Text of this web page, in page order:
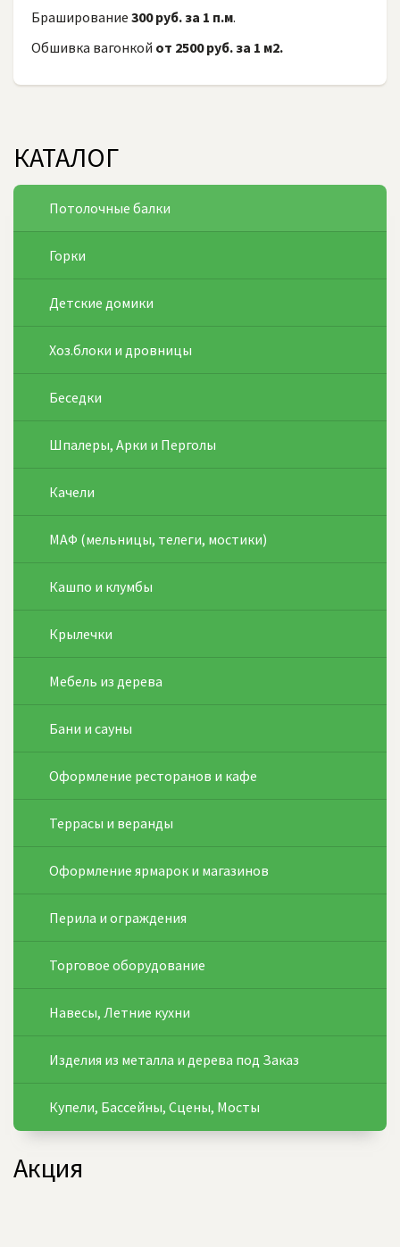
Браширование 300 руб. за 1 п.м.
Обшивка вагонкой от 2500 руб. за 1 м2.
КАТАЛОГ
Потолочные балки
Горки
Детские домики
Хоз.блоки и дровницы
Беседки
Шпалеры, Арки и Перголы
Качели
МАФ (мельницы, телеги, мостики)
Кашпо и клумбы
Крылечки
Мебель из дерева
Бани и сауны
Оформление ресторанов и кафе
Террасы и веранды
Оформление ярмарок и магазинов
Перила и ограждения
Торговое оборудование
Навесы, Летние кухни
Изделия из металла и дерева под Заказ
Купели, Бассейны, Сцены, Мосты
Акция